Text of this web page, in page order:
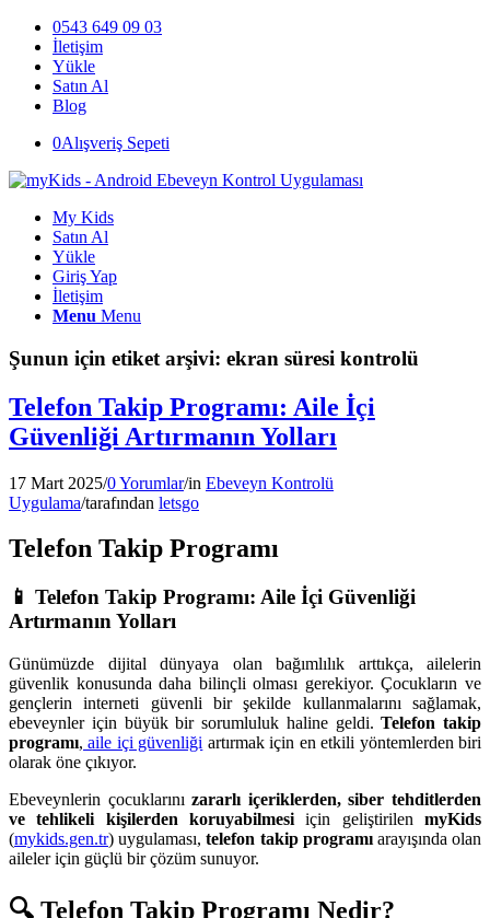
0543 649 09 03
İletişim
Yükle
Satın Al
Blog
0Alışveriş Sepeti
My Kids
Satın Al
Yükle
Giriş Yap
İletişim
Menu Menu
Şunun için etiket arşivi: ekran süresi kontrolü
Telefon Takip Programı: Aile İçi
Güvenliği Artırmanın Yolları
17 Mart 2025/0 Yorumlar/in Ebeveyn Kontrolü
Uygulama/tarafından letsgo
Telefon Takip Programı
📱 Telefon Takip Programı: Aile İçi Güvenliği
Artırmanın Yolları
Günümüzde dijital dünyaya olan bağımlılık arttıkça, ailelerin
güvenlik konusunda daha bilinçli olması gerekiyor. Çocukların ve
gençlerin interneti güvenli bir şekilde kullanmalarını sağlamak,
ebeveynler için büyük bir sorumluluk haline geldi.Telefon takip
programı, aile içi güvenliği artırmak için en etkili yöntemlerden biri
olarak öne çıkıyor.
Ebeveynlerin çocuklarınızararlı içeriklerden, siber tehditlerden
ve tehlikeli kişilerden koruyabilmesi için geliştirilen myKids
(mykids.gen.tr) uygulaması,telefon takip programıarayışında olan
aileler için güçlü bir çözüm sunuyor.
🔍 Telefon Takip Programı Nedir?